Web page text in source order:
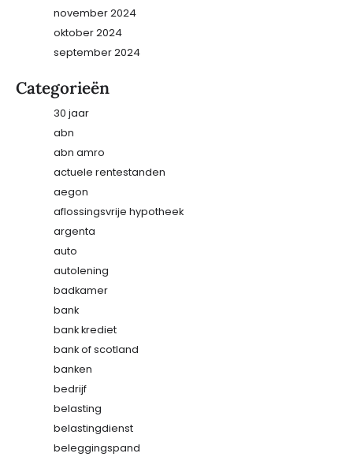
november 2024
oktober 2024
september 2024
Categorieën
30 jaar
abn
abn amro
actuele rentestanden
aegon
aflossingsvrije hypotheek
argenta
auto
autolening
badkamer
bank
bank krediet
bank of scotland
banken
bedrijf
belasting
belastingdienst
beleggingspand